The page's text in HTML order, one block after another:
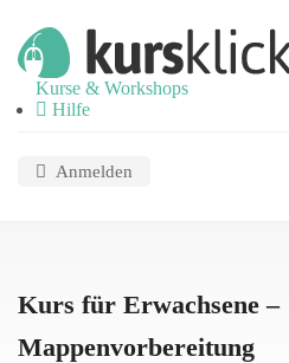
Kurse & Workshops
Hilfe
Anmelden
Kurs für Erwachsene –
Mappenvorbereitung